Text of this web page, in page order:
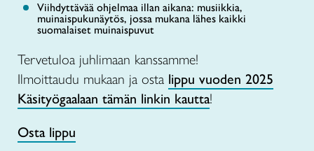
Viihdyttävää ohjelmaa illan aikana: musiikkia,
muinaispukunäytös, jossa mukana lähes kaikki
suomalaiset muinaispuvut
Tervetuloa juhlimaan kanssamme!
Ilmoittaudu mukaan ja osta lippu vuoden 2025
Käsityögaalaan tämän linkin kautta!
Osta lippu